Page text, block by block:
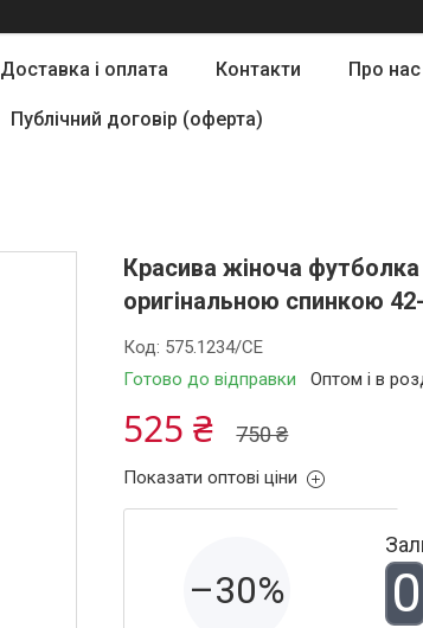
Доставка і оплата Контакти Про нас
Публічний договір (оферта)
Красива жіноча
оригінальною спинкою
Готово до відправки Оптом і в
Код: 575.1234/СЕ
750 ₴
525 ₴
Показати оптові ціни
–30% 0